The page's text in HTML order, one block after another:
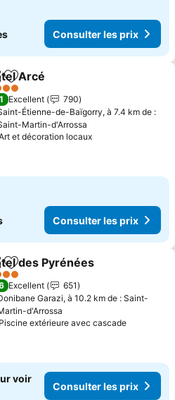
Consulter les prix
Ajouter à mes favoris
Arcé
Excellent
790
Étienne-de-Baïgorry, à 7.4 km de :
Martin-d'Arrossa
et décoration locauxConsulter les
Consulter les prix
Ajouter à mes favoris
des Pyrénées
Excellent
651
Garazi, à 10.2 km de : Saint-
d'Arrossa
Piscine extérieure avec cascade
voir
Consulter les prix